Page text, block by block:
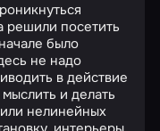
решили посетить
было
не надо
в действие
и делать
нелинейных